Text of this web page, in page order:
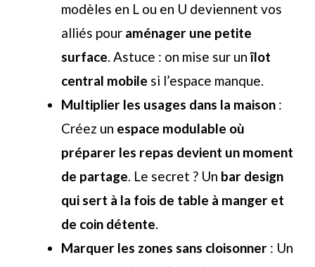
modèles en L ou en U deviennent vos
alliés pour aménager une petite
surface. Astuce : on mise sur unîlot
central mobile si l’espace manque.
Multiplier les usages dans la maison :
Créez un espace modulable où
préparer les repas devient un moment
de partage. Le secret ? Un bar design
qui sert à la fois de table à manger et
de coin détente.
Marquer les zones sans cloisonner : Un